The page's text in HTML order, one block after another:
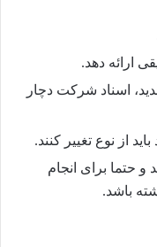
ارائه دهد.
اسناد شرکت دچار
از نوع تغییر کنند.
حتما برای انجام
باشد.